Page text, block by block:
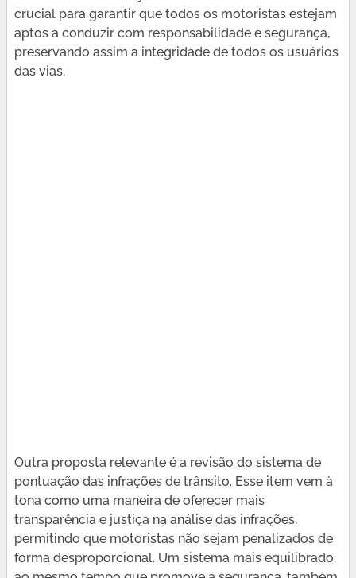
crucial para garantir que todos os motoristas estejam
aptos a conduzir com responsabilidade e segurança,
preservando assim a integridade de todos os usuários
das vias.
Outra proposta relevante é a revisão do sistema de
pontuação das infrações de trânsito. Esse item vem à
tona como uma maneira de oferecer mais
transparência e justiça na análise das infrações,
permitindo que motoristas não sejam penalizados de
forma desproporcional. Um sistema mais equilibrado,